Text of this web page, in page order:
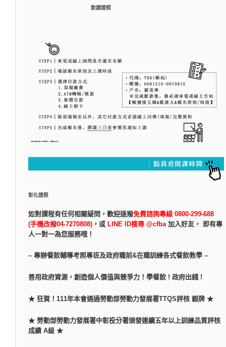
飲調證照
彰化證照
如對課程有任何相關疑問， 歡迎速撥免費諮詢專線 0800-299-688
(手機改撥04-7270808) ， 或 LINE ID搜尋 @cfba 加入好友， 即有專
人一對一為您服務哦！
– 專辦餐飲輔導考照專班及政府職前&在職訓練各式餐飲教學 –
善用政府資源，創造個人價值與競爭力！學餐飲 ! 政府出錢 !
★ 狂賀！111年本會通過勞動部勞動力發展署TTQS評核 銀牌 ★
★ 勞動部勞動力發展署中彰投分署頒發連續五年以上訓練品質評核
成績 A級 ★